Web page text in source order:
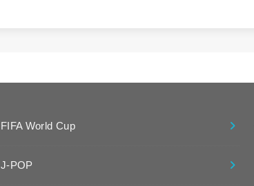
FIFA World Cup
J-POP